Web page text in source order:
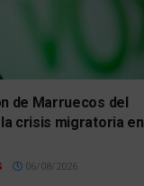
de Marruecos del
la crisis migratoria en
06/08/2026